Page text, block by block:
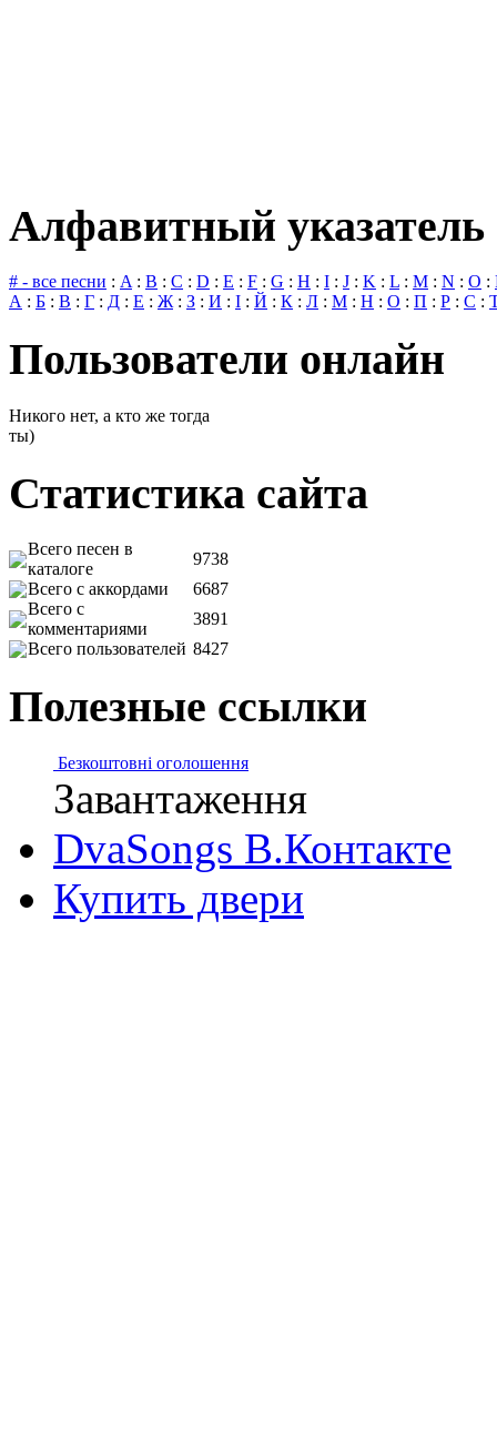
Алфавитный указатель
# - все песни : A: B : C : D : E : F : G : H : I : J : K : L : M : N : O :
А : Б : В : Г : Д : Е : Ж: З : И : І : Й : К : Л : М : Н : О : П : Р : С :
Пользователи онлайн
Никого нет, а кто же тогда
ты)
Статистика сайта
Всего песен в
каталоге
9738
Всего с аккордами
6687
Всего с
комментариями
3891
Всего пользователей 8427
Полезные ссылки
Безкоштовні оголошення
Завантаження
DvaSongs В.Контакте
Купить двери